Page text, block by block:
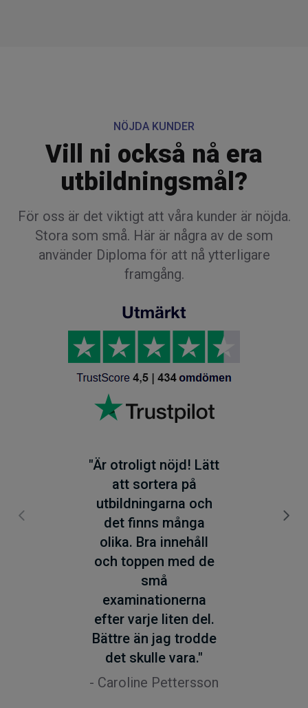
NÖJDA KUNDER
Vill ni också nå era
utbildningsmål?
För oss är det viktigt att våra kunder är nöjda.
Stora som små. Här är några av de som
använder Diploma för att nå ytterligare
framgång.
"Är otroligt nöjd! Lätt
att sortera på
utbildningarna och
det finns många
olika. Bra innehåll
och toppen med de
små
examinationerna
efter varje liten del.
Bättre än jag trodde
det skulle vara."
- Caroline Pettersson